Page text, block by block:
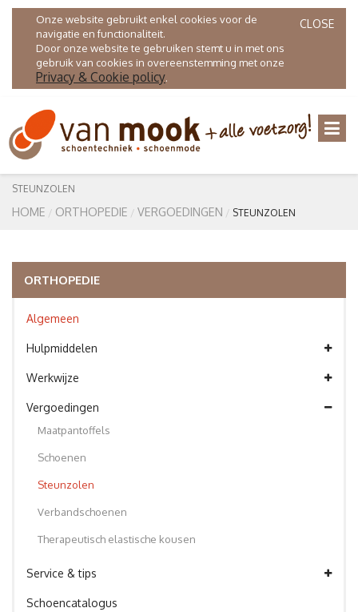
CLOSE
Onze website gebruikt enkel cookies voor de
navigatie en functionaliteit.
Door onze website te gebruiken stemt u in met ons
gebruik van cookies in overeenstemming met onze
Privacy & Cookie policy.
STEUNZOLEN
HOME ORTHOPEDIE VERGOEDINGEN STEUNZOLEN
ORTHOPEDIE
Algemeen
Hulpmiddelen
Werkwijze
Vergoedingen
Maatpantoffels
Schoenen
Steunzolen
Verbandschoenen
Therapeutisch elastische kousen
Service & tips
Schoencatalogus